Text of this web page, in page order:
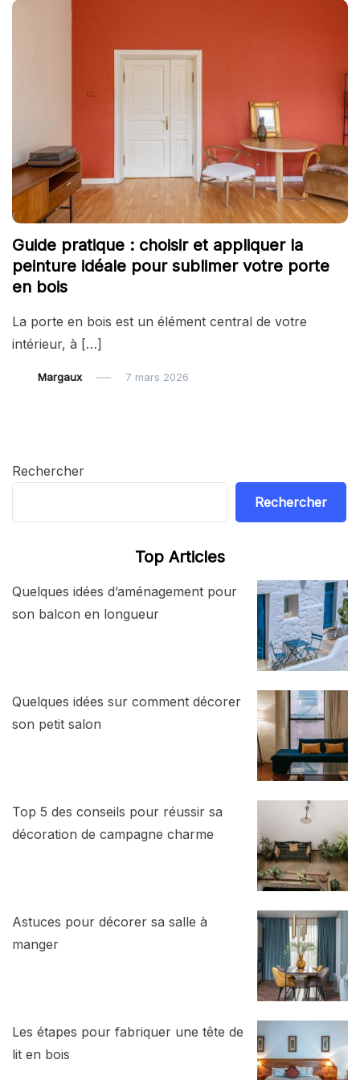
Guide pratique : choisir et appliquer la
peinture idéale pour sublimer votre porte
en bois
La porte en bois est un élément central de votre
intérieur, à […]
Margaux 7 mars 2026
Rechercher
Rechercher
Top Articles
Quelques idées d’aménagement pour
son balcon en longueur
Quelques idées sur comment décorer
son petit salon
Top 5 des conseils pour réussir sa
décoration de campagne charme
Astuces pour décorer sa salle à
manger
Les étapes pour fabriquer une tête de
lit en bois